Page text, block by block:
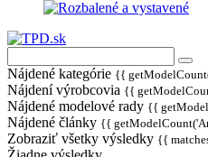
Nájdené kategórie {{
Nájdení výrobcovia {{
Nájdené modelové rady {{
Nájdené články {{
Zobraziť všetky výsledky {{